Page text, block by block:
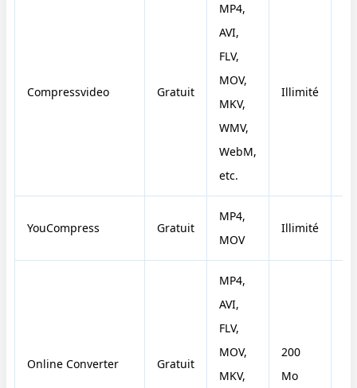
Compressvideo Gratuit
MP4,
AVI,
FLV,
MOV,
MKV,
WMV,
WebM,
etc.
Illimité
YouCompress Gratuit
MP4,
MOV
Illimité
Online Converter Gratuit
MP4,
AVI,
FLV,
MOV,
MKV,
200
Mo